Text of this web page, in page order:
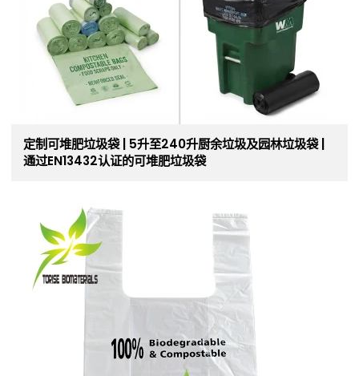
定制可堆肥垃圾袋 | 5升至240升厨余垃圾及园林垃圾袋 |
通过EN13432认证的可堆肥垃圾袋